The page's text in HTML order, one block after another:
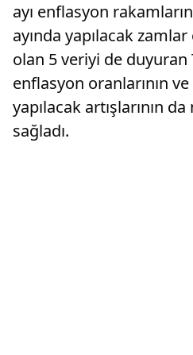
ayı enflasyon
ayında yapılacak
olan 5 veriyi de duyuran
enflasyon oranlarının
yapılacak artışlarının
sağladı.